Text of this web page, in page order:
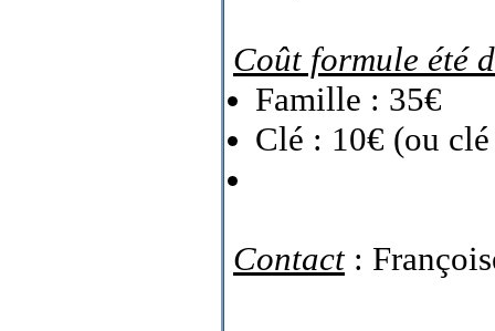
Coût formule été
Famille : 35€
Clé : 10€ (ou
Contact: